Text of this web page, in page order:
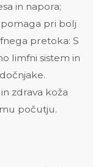
in napora;
pri bolj
pretoka: S
limfni sistem in
zdrava koža
počutju.